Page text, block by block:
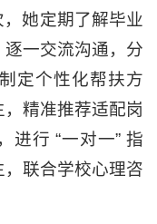
，她定期了解毕业
一交流沟通，分
定个性化帮扶方
精准推荐适配岗
进行 “一对一” 指
联合学校心理咨